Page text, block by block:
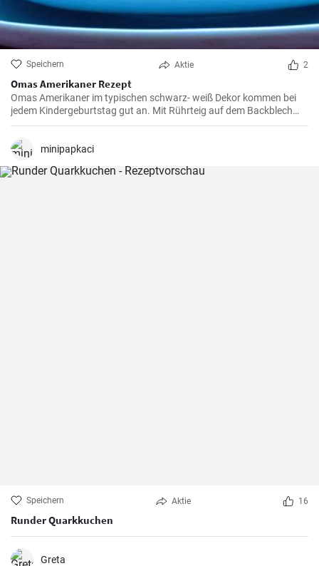
Speichern Aktie 2
Omas Amerikaner Rezept
Omas Amerikaner im typischen schwarz- weiß Dekor kommen bei
jedem Kindergeburtstag gut an. Mit Rührteig auf dem Backblech
kann man sie einfach backen. Zuletzt werden die Amerikaner dick
minipapkaci
Speichern Aktie 16
Runder Quarkkuchen
Greta